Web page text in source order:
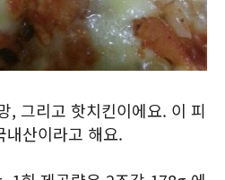
, 그리고 핫치킨이에요. 이 피
산이라고 해요.